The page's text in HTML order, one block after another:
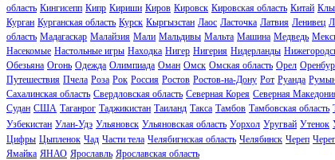
область Кингисепп Кипр Кириши Киров Кировск Кировская область Китай
Курган Курганская область Курск Кыргызстан Лаос Ласточка Латвия Ленивец
область Мадагаскар Малайзия Мали Мальдивы Мальта Машина Медведь
Насекомые Настольные игры Находка Нигер Нигерия Нидерланды
Обезьяна Огонь Одежда Олимпиада Оман Омск Омская область Орел
Путешествия Пчела Роза Рок Россия Ростов Ростов-на-Дону Рот Руанда
Сахалинская область Свердловская область Северная Корея Северная
Судан США Таганрог Таджикистан Таиланд Такса Тамбов Тамбовская область
Узбекистан Улан-Удэ Ульяновск Ульяновская область Уорхол Уругвай Утенок
Цифры Цыпленок Чад Части тела Челябигнская область Челябинск Череп
Ямайка ЯНАО Ярославль Ярославская область